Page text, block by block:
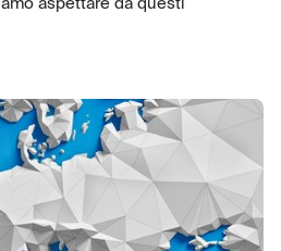
aspettare da questi